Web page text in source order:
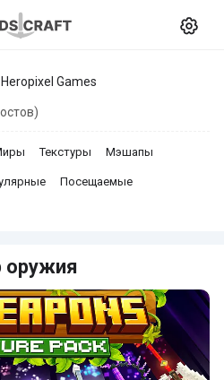
Heropixel Games
Текстуры Мэшапы
Посещаемые
оружия